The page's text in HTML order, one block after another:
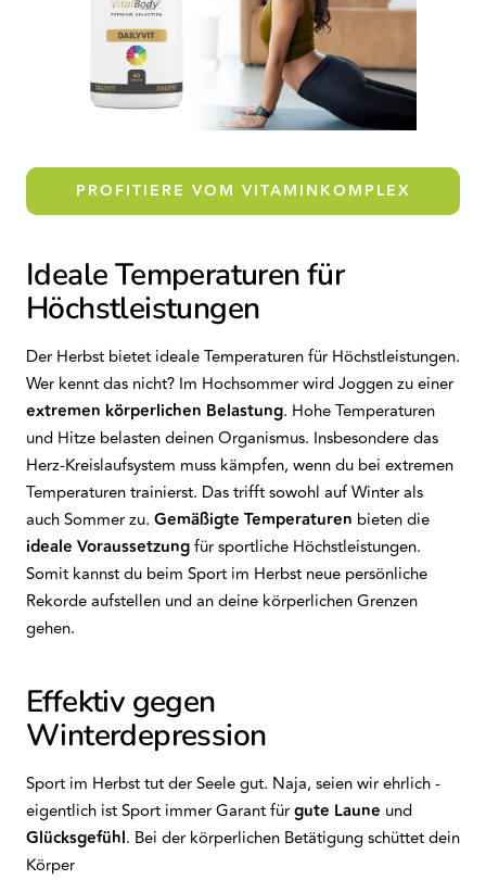
PROFITIERE VOM VITAMINKOMPLEX
Ideale Temperaturen für
Höchstleistungen
Der Herbst bietet ideale Temperaturen für Höchstleistungen.
Wer kennt das nicht? Im Hochsommer wird Joggen zu einer
extremen körperlichen Belastung. Hohe Temperaturen
und Hitze belasten deinen Organismus. Insbesondere das
Herz-Kreislaufsystem muss kämpfen, wenn du bei extremen
Temperaturen trainierst. Das trifft sowohl auf Winter als
auch Sommer zu. Gemäßigte Temperaturen bieten die
ideale Voraussetzungfür sportliche Höchstleistungen.
Somit kannst du beim Sport im Herbst neue persönliche
Rekorde aufstellen und an deine körperlichen Grenzen
gehen.
Effektiv gegen
Winterdepression
Sport im Herbst tut der Seele gut. Naja, seien wir ehrlich -
eigentlich ist Sport immer Garant fürgute Laune und
Glücksgefühl. Bei der körperlichen Betätigung schüttet dein
Körper